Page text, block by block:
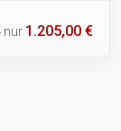
nur 1.205,00 €